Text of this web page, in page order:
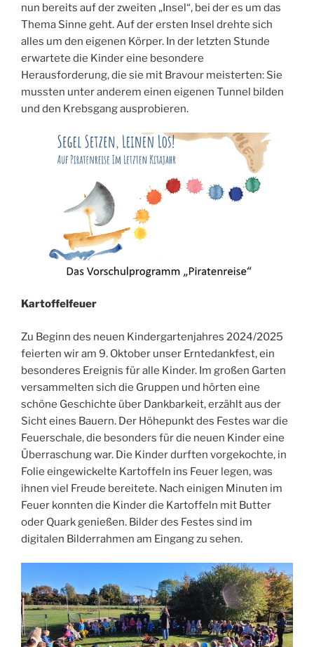
nun bereits auf der zweiten „Insel“, bei der es um das
Thema Sinne geht. Auf der ersten Insel drehte sich
alles um den eigenen Körper. In der letzten Stunde
erwartete die Kinder eine besondere
Herausforderung, die sie mit Bravour meisterten: Sie
mussten unter anderem einen eigenen Tunnel bilden
und den Krebsgang ausprobieren.
Kartoffelfeuer
Zu Beginn des neuen Kindergartenjahres 2024/2025
feierten wir am 9. Oktober unser Erntedankfest, ein
besonderes Ereignis für alle Kinder. Im großen Garten
versammelten sich die Gruppen und hörten eine
schöne Geschichte über Dankbarkeit, erzählt aus der
Sicht eines Bauern. Der Höhepunkt des Festes war die
Feuerschale, die besonders für die neuen Kinder eine
Überraschung war. Die Kinder durften vorgekochte, in
Folie eingewickelte Kartoffeln ins Feuer legen, was
ihnen viel Freude bereitete. Nach einigen Minuten im
Feuer konnten die Kinder die Kartoffeln mit Butter
oder Quark genießen. Bilder des Festes sind im
digitalen Bilderrahmen am Eingang zu sehen.